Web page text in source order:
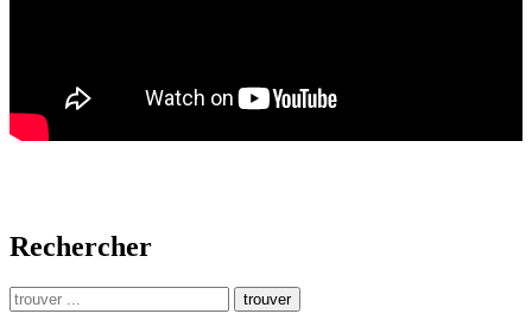
Rechercher
trouver